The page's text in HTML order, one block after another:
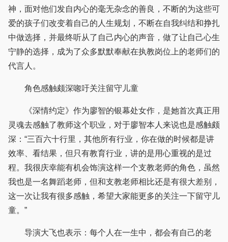
神，面对他们发自内心的毫无杂念的善良，不断的为这些可
爱的孩子们改变着自己的人生规划，不断在自我纠结和挣扎
中做选择，并最终听从了自己内心的声音，做了让自己心生
宁静的选择，成为了众多默默奉献在执教岗位上的老师们的
代言人。
角色感触颇深唿吁关注留守儿童
《深情约定》作为廖智的银幕处女作，是她首次真正用
灵魂去感触了教师这个职业，对于廖智本人来说也是感触颇
深：“三百六十行里，其他所有行业，你在做的时候都是讲
效率、看结果，但只有教育行业，讲的是用心重视的是过
程。我很庆幸能有机会饰演这样一个支教老师的角色，虽然
我也是一名舞蹈老师，但和支教老师相比还是有很大差别，
这一次让我有很多感触，希望大家能更多的关注一下留守儿
童。”
导演大飞也表示：每个人在一生中，都会有自己的老